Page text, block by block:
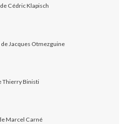
de Cédric Klapisch
de Jacques Otmezguine
Thierry Binisti
Marcel Carné